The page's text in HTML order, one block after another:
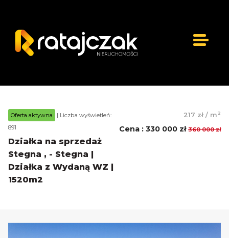
Oferta aktywna
| Liczba wyświetleń:
891
Działka na sprzedaż
Stegna , - Stegna |
Działka z Wydaną WZ |
1520m2
217 zł / m2
Cena : 330 000 zł 360 000 zł